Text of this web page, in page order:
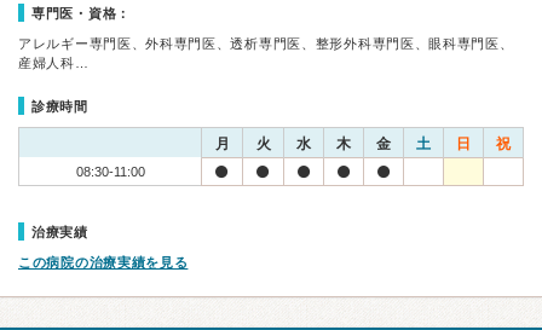
専門医・資格：
アレルギー専門医、外科専門医、透析専門医、整形外科専門医、眼科専門医、
産婦人科…
診療時間
月 火 水 木 金 土 日 祝
08:30-11:00
治療実績
この病院の治療実績を見る